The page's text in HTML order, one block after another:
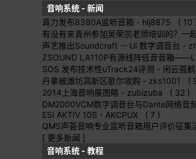
音响系统 - 新闻
真力发布8380A监听音箱 - hlj8875 ( 10
有没有来青州参加吴荣宗老师培训的？一起
声艺推出Soundcraft -- Ui 数字调音台 -
ZSOUND LA110P有源线阵低音音箱
SOS 发布技术性uTrack24评测 - 闲云孤
丹拿被潍坊高新区歌尔收购 - zks1001 (
2014上海音响展图略 - zubizuba ( 32 )
DM2000VCM数字调音台与Dante网络音
ESI AKTIV 10S - AKCPUX ( 7 )
QMS声荟音响专业监听音箱用户评价征集
[ 更多新闻 ]
音响系统 - 教程